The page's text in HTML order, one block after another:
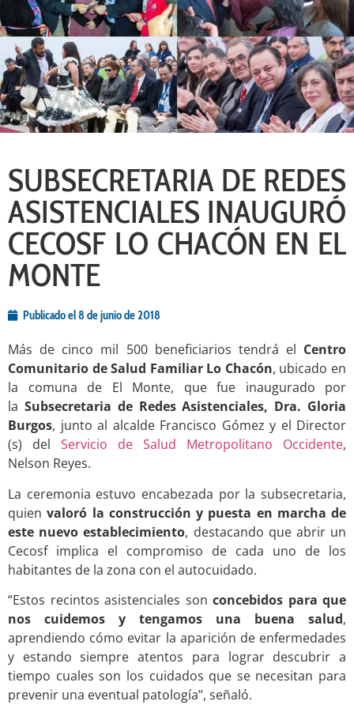
SUBSECRETARIA DE REDES
ASISTENCIALES INAUGURÓ
CECOSF LO CHACÓN EN EL
MONTE
Publicado el8 de junio de 2018
Más de cinco mil 500 beneficiarios tendrá el Centro
Comunitario de Salud Familiar Lo Chacón, ubicado en
la comuna de El Monte, que fue inaugurado por
la Subsecretaria de Redes Asistenciales, Dra. Gloria
Burgos, junto al alcalde Francisco Gómez y el Director
(s) del Servicio de Salud Metropolitano Occidente,
Nelson Reyes.
La ceremonia estuvo encabezada por la subsecretaria,
quienvaloró la construcción y puesta en marcha de
este nuevo establecimiento, destacando que abrir un
Cecosf implica el compromiso de cada uno de los
habitantes de la zona con el autocuidado.
“Estos recintos asistenciales son concebidos para que
nos cuidemos y tengamos una buena salud,
aprendiendo cómo evitar la aparición de enfermedades
y estando siempre atentos para lograr descubrir a
tiempo cuales son los cuidados que se necesitan para
prevenir una eventual patología”, señaló.